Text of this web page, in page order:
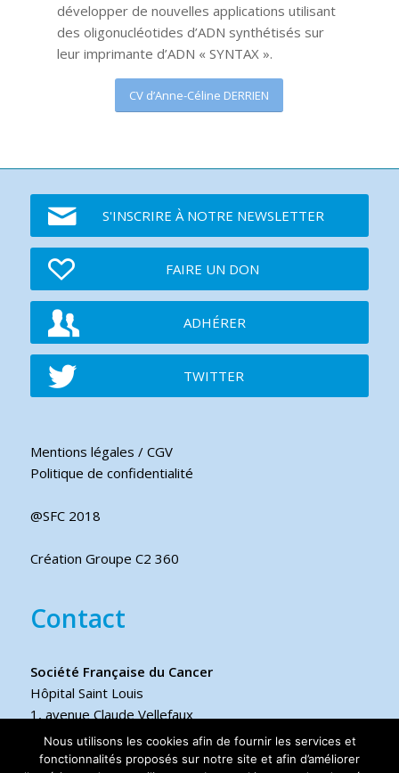
développer de nouvelles applications utilisant
des oligonucléotides d’ADN synthétisés sur
leur imprimante d’ADN « SYNTAX ».
CV d’Anne-Céline DERRIEN
S'INSCRIRE À NOTRE NEWSLETTER
FAIRE UN DON
ADHÉRER
TWITTER
Mentions légales / CGV
Politique de confidentialité
@SFC 2018
Création Groupe C2 360
Contact
Société Française du Cancer
Hôpital Saint Louis
1, avenue Claude Vellefaux
75475 Paris cedex 10 FRANCE
Nous utilisons les cookies afin de fournir les services et
fonctionnalités proposés sur notre site et afin d’améliorer